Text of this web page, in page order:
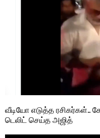
வீடியோ எடுத்த ரசிகர்கள்..
டெலிட் செய்த அஜித்